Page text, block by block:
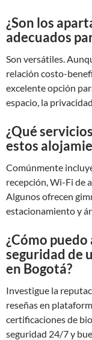
¿Son los
adecuados
Son versátiles.
relación costo-
excelente opción
espacio, la
¿Qué
estos
Comúnmente
recepción, Wi-Fi de
Algunos ofrecen
estacionamiento y
¿Cómo
seguridad de
en Bogotá?
Investigue la
reseñas en
certificaciones de
seguridad 24/7 y